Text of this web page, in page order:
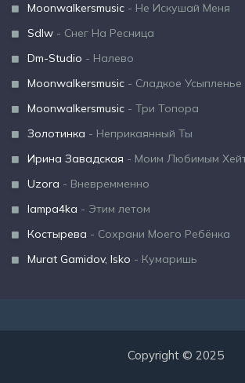
Moonwalkersmusic - Не Искушай Меня
Sdlw - Снег На Ресница
Dm-Studio - Налево
Moonwalkersmusic - Сладкое Усыпленье
Moonwalkersmusic - Три Топора
Золотинка - Неприкаянный Ты
Ирина Завадская - Моим Любимым
Uzora - Вневремменно
lampa4ka - Этим летом
Костырева - Сохрани Моего Ребёнка
Murat Gamidov, Isko - Кумаришь
Copyright © 2025